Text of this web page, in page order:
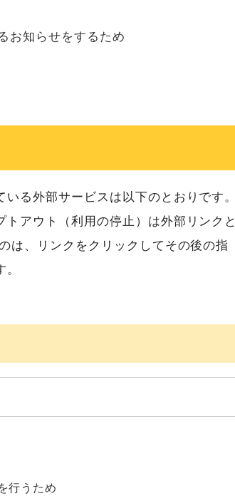
お知らせをするため
る外部サービスは以下のとおりです。
アウト（利用の停止）は外部リンクと
は、リンクをクリックしてその後の指
行うため